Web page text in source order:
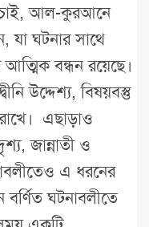
চাই, আল-কুরআনে
যা ঘটনার সাথে
বন্ধন রয়েছে।
উদ্দেশ্য, বিষয়বস্তু
এছাড়াও
জান্নাতী ও
এ ধরনের
ঘটনাবলীতে